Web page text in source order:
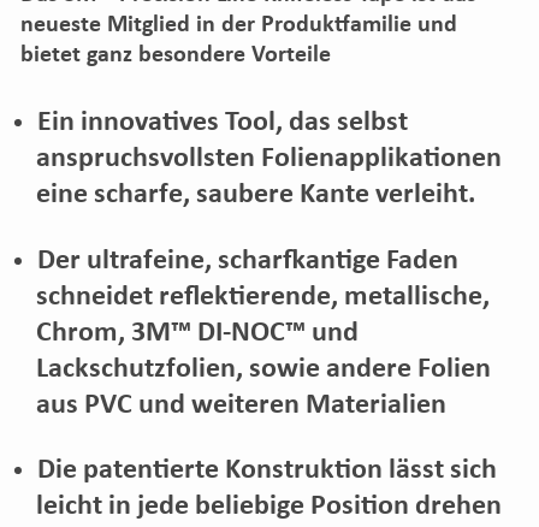
neueste Mitglied in der Produktfamilie und
bietet ganz besondere Vorteile
Ein innovatives Tool, das selbst
anspruchsvollsten Folienapplikationen
eine scharfe, saubere Kante verleiht.
Der ultrafeine, scharfkantige Faden
schneidet reflektierende, metallische,
Chrom, 3M™ DI-NOC™ und
Lackschutzfolien, sowie andere Folien
aus PVC und weiteren Materialien
Die patentierte Konstruktion lässt sich
leicht in jede beliebige Position drehen